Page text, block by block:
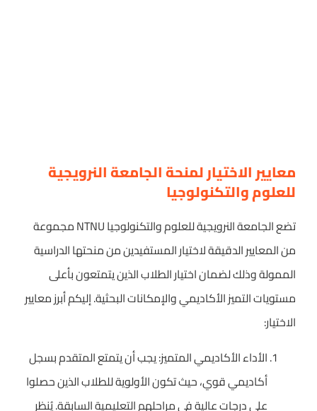
معايير الاختيار لمنحة الجامعة النرويجية
للعلوم والتكنولوجيا
تضع الجامعة النرويجية للعلوم والتكنولوجيا NTNU مجموعة
من المعايير الدقيقة لاختيار المستفيدين من منحتها الدراسية
الممولة وذلك لضمان اختيار الطلاب الذين يتمتعون بأعلى
مستويات التميز الأكاديمي والإمكانات البحثية. إليكم أبرز معايير
الاختيار:
الأداء الأكاديمي المتميز: يجب أن يتمتع المتقدم بسجل
أكاديمي قوي، حيث تكون الأولوية للطلاب الذين حصلوا
على درجات عالية في مراحلهم التعليمية السابقة. يُنظر